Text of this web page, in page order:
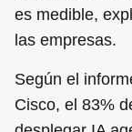
es medible,
las empresas.
Según el
Cisco, el 83%